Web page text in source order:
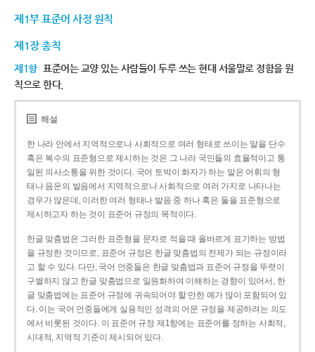
제1부 표준어 사정 원칙
제1장 총칙
제1항 표준어는 교양 있는 사람들이 두루 쓰는 현대 서울말로 정함을 원
칙으로 한다.
해설
한 나라 안에서 지역적으로나 사회적으로 여러 형태로 쓰이는 말을 단수
혹은 복수의 표준형으로 제시하는 것은 그 나라 국민들의 효율적이고 통
일된 의사소통을 위한 것이다. 국어 토박이 화자가 하는 말은 어휘의 형
태나 음운의 발음에서 지역적으로나 사회적으로 여러 가지로 나타나는
경우가 많은데, 이러한 여러 형태나 발음 중 하나 혹은 둘을 표준형으로
제시하고자 하는 것이 표준어 규정의 목적이다.
한글 맞춤법은 그러한 표준형을 문자로 적을 때 올바르게 표기하는 방법
을 규정한 것이므로, 표준어 규정은 한글 맞춤법의 전제가 되는 규정이라
고 할 수 있다. 다만, 국어 언중들은 한글 맞춤법과 표준어 규정을 뚜렷이
구별하지 않고 한글 맞춤법으로 일원화하여 이해하는 경향이 있어서, 한
글 맞춤법에는 표준어 규정에 귀속되어야 할 만한 예가 많이 포함되어 있
다. 이는 국어 언중들에게 실용적인 성격의 어문 규정을 제공하려는 의도
에서 비롯된 것이다. 이 표준어 규정 제1항에는 표준어를 정하는 사회적,
시대적, 지역적 기준이 제시되어 있다.